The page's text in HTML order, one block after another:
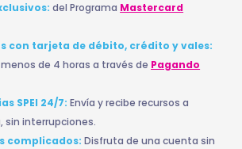
del Programa Mastercard
con tarjeta de débito, crédito y vales:
de 4 horas a través de Pagando
SPEI 24/7:Envía y recibe recursos a
sin interrupciones.
complicados:Disfruta de una cuenta sin